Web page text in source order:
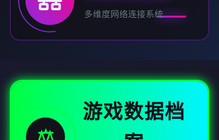
多维度网络连接系统
游戏数据档